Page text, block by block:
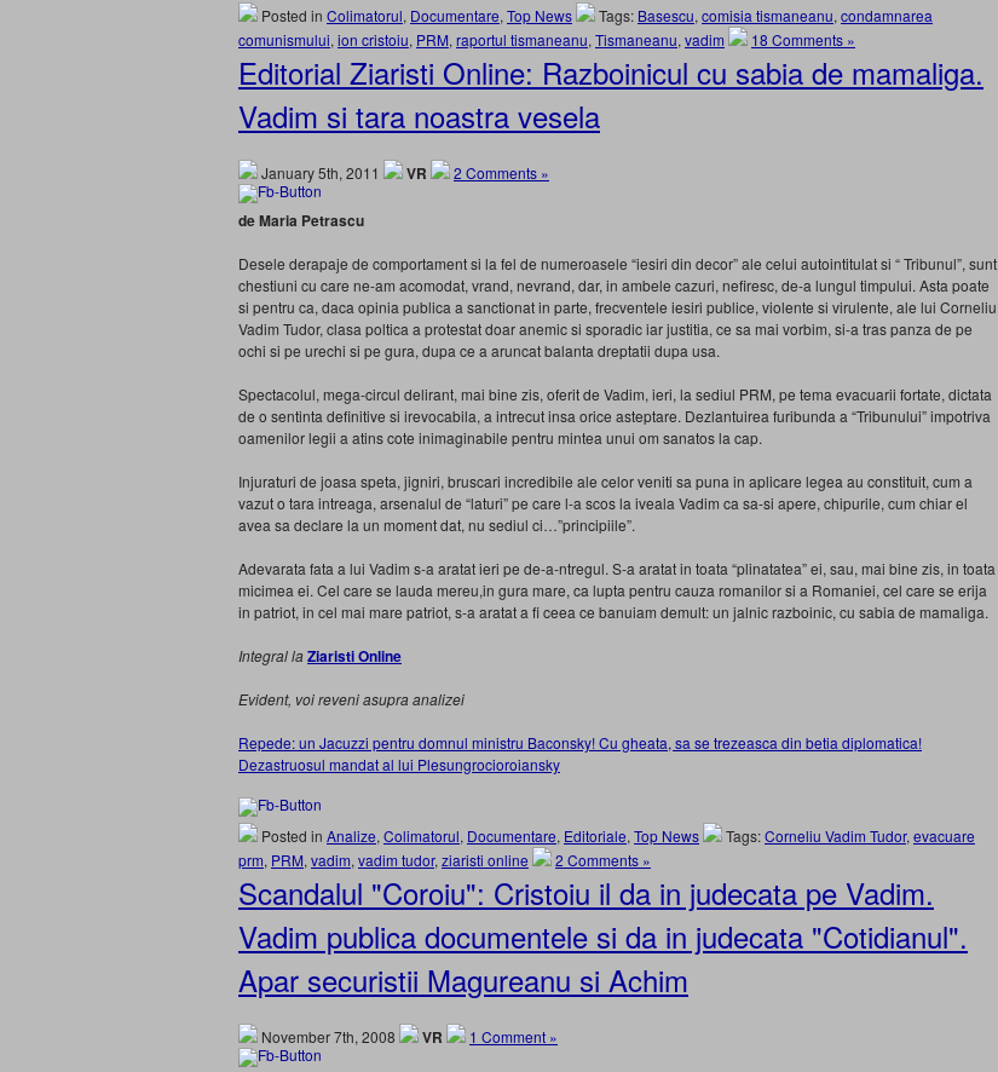
Posted in Colimatorul, Documentare, Top News Tags: Basescu, comisia tismaneanu, condamnarea
comunismului, ion cristoiu, PRM, raportul tismaneanu, Tismaneanu, vadim 18 Comments »
Editorial Ziaristi Online: Razboinicul cu sabia de mamaliga.
Vadim si tara noastra vesela
January 5th, 2011 VR 2 Comments »
de Maria Petrascu
Desele derapaje de comportament si la fel de numeroasele “iesiri din decor” ale celui autointitulat si “ Tribunul”, sunt
chestiuni cu care ne-am acomodat, vrand, nevrand, dar, in ambele cazuri, nefiresc, de-a lungul timpului. Asta poate
si pentru ca, daca opinia publica a sanctionat in parte, frecventele iesiri publice, violente si virulente, ale lui Corneliu
Vadim Tudor, clasa poltica a protestat doar anemic si sporadic iar justitia, ce sa mai vorbim, si-a tras panza de pe
ochi si pe urechi si pe gura, dupa ce a aruncat balanta dreptatii dupa usa.
Spectacolul, mega-circul delirant, mai bine zis, oferit de Vadim, ieri, la sediul PRM, pe tema evacuarii fortate, dictata
de o sentinta definitive si irevocabila, a intrecut insa orice asteptare. Dezlantuirea furibunda a “Tribunului” impotriva
oamenilor legii a atins cote inimaginabile pentru mintea unui om sanatos la cap.
Injuraturi de joasa speta, jigniri, bruscari incredibile ale celor veniti sa puna in aplicare legea au constituit, cum a
vazut o tara intreaga, arsenalul de “laturi” pe care l-a scos la iveala Vadim ca sa-si apere, chipurile, cum chiar el
avea sa declare la un moment dat, nu sediul ci…”principiile”.
Adevarata fata a lui Vadim s-a aratat ieri pe de-a-ntregul. S-a aratat in toata “plinatatea” ei, sau, mai bine zis, in toata
micimea ei. Cel care se lauda mereu,in gura mare, ca lupta pentru cauza romanilor si a Romaniei, cel care se erija
in patriot, in cel mai mare patriot, s-a aratat a fi ceea ce banuiam demult: un jalnic razboinic, cu sabia de mamaliga.
Integral laZiaristi Online
Evident, voi reveni asupra analizei
Repede: un Jacuzzi pentru domnul ministru Baconsky! Cu gheata, sa se trezeasca din betia diplomatica!
Dezastruosul mandat al lui Plesungrocioroiansky
Posted in Analize, Colimatorul, Documentare, Editoriale, Top News Tags:Corneliu Vadim Tudor, evacuare
prm, PRM, vadim, vadim tudor, ziaristi online 2 Comments »
Scandalul "Coroiu": Cristoiu il da in judecata pe Vadim.
Vadim publica documentele si da in judecata "Cotidianul".
Apar securistii Magureanu si Achim
November 7th, 2008 VR 1 Comment »